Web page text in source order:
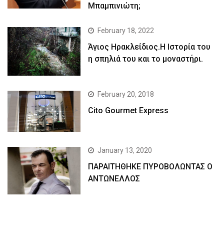
Μπαμπινιώτη;
February 18, 2022
Άγιος Ηρακλείδιος.Η Ιστορία του
η σπηλιά του και το μοναστήρι.
February 20, 2018
Cito Gourmet Express
January 13, 2020
ΠΑΡΑΙΤΗΘΗΚΕ ΠΥΡΟΒΟΛΩΝΤΑΣ Ο
ΑΝΤΩΝΕΛΛΟΣ